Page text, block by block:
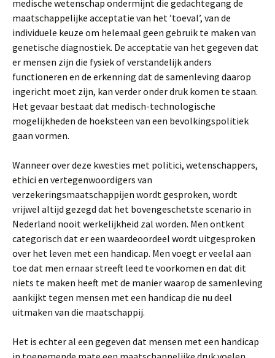
medische wetenschap ondermijnt die gedachtegang de
maatschappelijke acceptatie van het ’toeval’, van de
individuele keuze om helemaal geen gebruik te maken van
genetische diagnostiek. De acceptatie van het gegeven dat
er mensen zijn die fysiek of verstandelijk anders
functioneren en de erkenning dat de samenleving daarop
ingericht moet zijn, kan verder onder druk komen te staan.
Het gevaar bestaat dat medisch-technologische
mogelijkheden de hoeksteen van een bevolkingspolitiek
gaan vormen.
Wanneer over deze kwesties met politici, wetenschappers,
ethici en vertegenwoordigers van
verzekeringsmaatschappijen wordt gesproken, wordt
vrijwel altijd gezegd dat het bovengeschetste scenario in
Nederland nooit werkelijkheid zal worden. Men ontkent
categorisch dat er een waardeoordeel wordt uitgesproken
over het leven met een handicap. Men voegt er veelal aan
toe dat men ernaar streeft leed te voorkomen en dat dit
niets te maken heeft met de manier waarop de samenleving
aankijkt tegen mensen met een handicap die nu deel
uitmaken van die maatschappij.
Het is echter al een gegeven dat mensen met een handicap